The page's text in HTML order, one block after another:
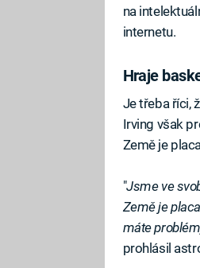
na
internetu.
Hraje
Je třeba říci,
Irving však
Země je
"Jsme ve
Země je
máte
prohlásil